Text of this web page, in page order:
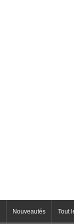
Nouveautés Tout